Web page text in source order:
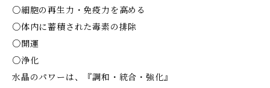
○細胞の再生力・免疫力を高める
○体内に蓄積された毒素の排除
○開運
○浄化
水晶のパワーは、『調和・統合・強化』